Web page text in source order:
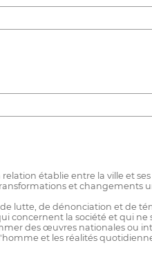
établie entre la ville et
et changements
lutte, de dénonciation et de
concernent la société et qui
des œuvres nationales ou
et les réalités